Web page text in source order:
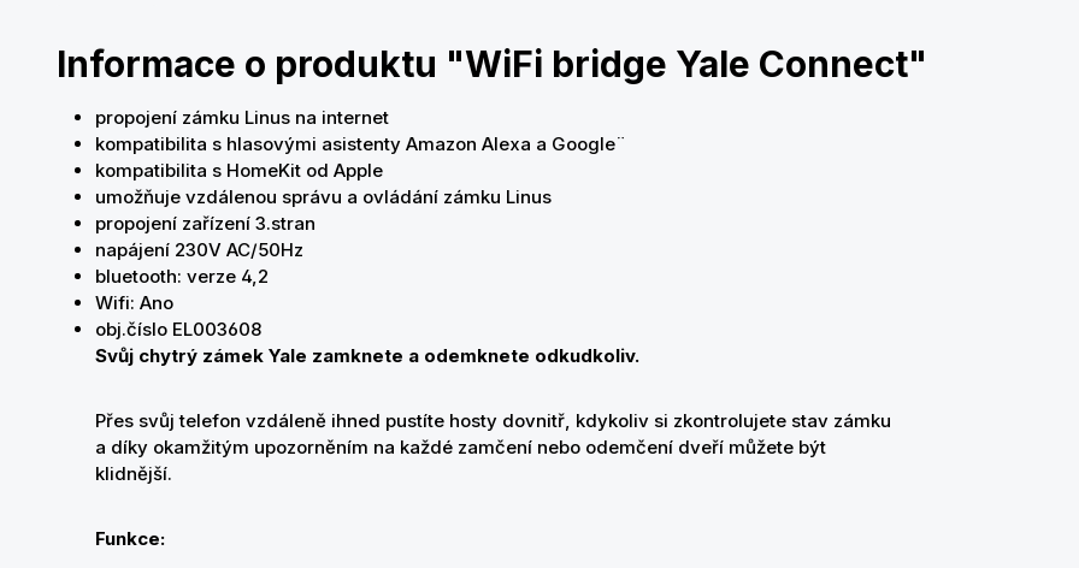
Informace o produktu "WiFi bridge Yale Connect"
propojení zámku Linus na internet
kompatibilita s hlasovými asistenty Amazon Alexa a Google¨
kompatibilita s HomeKit od Apple
umožňuje vzdálenou správu a ovládání zámku Linus
propojení zařízení 3.stran
napájení 230V AC/50Hz
bluetooth: verze 4,2
Wifi: Ano
obj.číslo EL003608
Svůj chytrý zámek Yale zamknete a odemknete odkudkoliv.
Přes svůj telefon vzdáleně ihned pustíte hosty dovnitř, kdykoliv si zkontrolujete stav zámku
a díky okamžitým upozorněním na každé zamčení nebo odemčení dveří můžete být
klidnější.
Funkce: